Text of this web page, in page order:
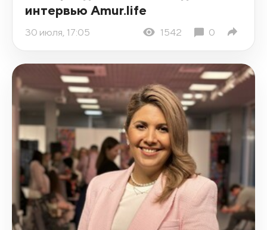
интервью Amur.life
30 июля, 17:05 1542 0